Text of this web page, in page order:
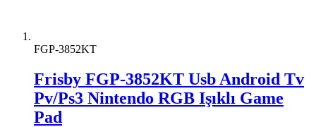
FGP-3852KT
Frisby FGP-3852KT Usb Android Tv
Pv/Ps3 Nintendo RGB Işıklı Game
Pad